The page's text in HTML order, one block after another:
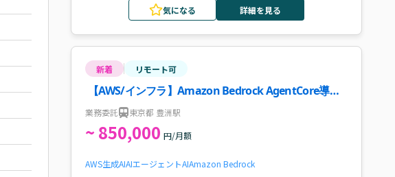
気になる 詳細を見る
新着 リモート可
【AWS/インフラ】Amazon Bedrock AgentCore導入
支援案件・求人
業務委託 東京都 豊洲駅
~ 850,000 円/月額
AWS生成AIAIエージェントAIAmazon Bedrock